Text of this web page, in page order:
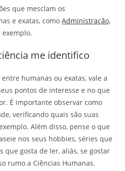
que mesclam os
e exatas, comoAdministração,
exemplo.
me identifico
humanas ou exatas, vale a
pontos de interesse e no que
É importante observar como
verificando quais são suas
Além disso, pense o que
nos seus hobbies, séries que
que gosta de ler, aliás, se gostar
rumo a Ciências Humanas.